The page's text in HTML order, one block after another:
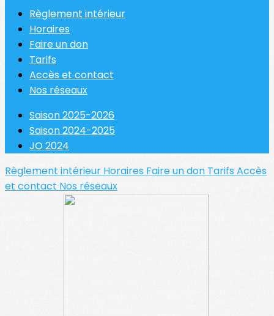
Règlement intérieur
Horaires
Faire un don
Tarifs
Accès et contact
Nos réseaux
Saison 2025-2026
Saison 2024-2025
JO 2024
Règlement intérieur Horaires Faire un don TarifsAccès
et contact Nos réseaux